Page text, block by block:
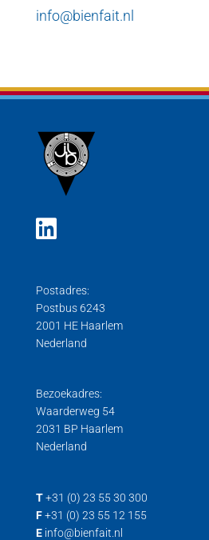
info@bienfait.nl
Postadres:
Postbus 6243
2001 HE Haarlem
Nederland
Bezoekadres:
Waarderweg 54
2031 BP Haarlem
Nederland
T +31 (0) 23 55 30 300
F +31 (0) 23 55 12 155
E info@bienfait.nl